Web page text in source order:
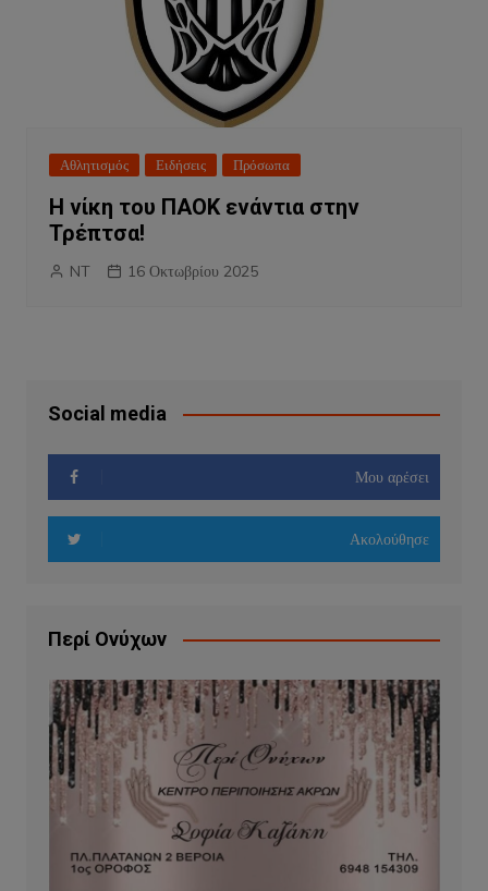
Αθλητισμός Ειδήσεις Πρόσωπα
Η νίκη του ΠΑΟΚ ενάντια στην
Τρέπτσα!
NT 16 Οκτωβρίου 2025
Social media
Μου αρέσει
Ακολούθησε
Περί Ονύχων